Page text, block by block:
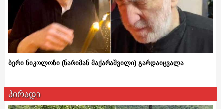
ბერი ნიკოლოზი (ნარიმან მაქარაშვილი) გარდაიცვალა
პირადი